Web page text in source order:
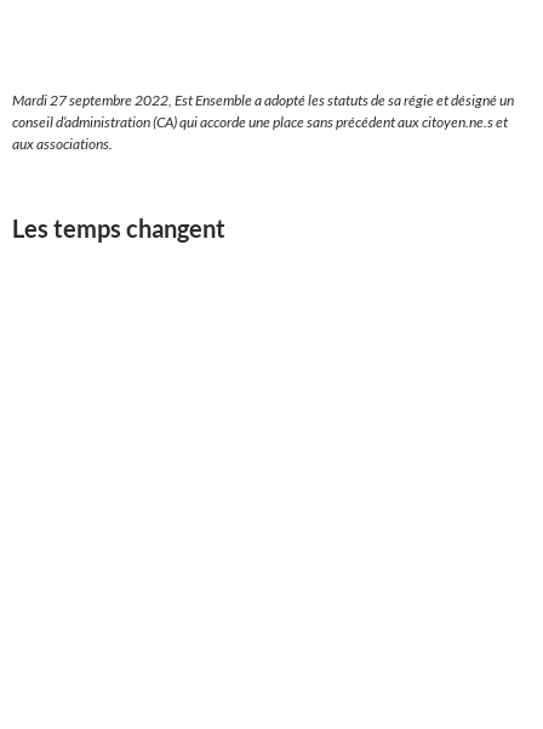
Mardi 27 septembre 2022, Est Ensemble a adopté les statuts de sa régie et désigné un
conseil d’administration (CA) qui accorde une place sans précédent aux citoyen.ne.s et
aux associations.
Les temps changent